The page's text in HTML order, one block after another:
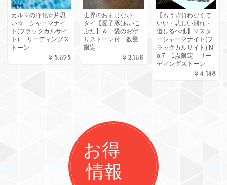
★【ご案内済みのお客様専用】マダガスカルローズクォーツ ダブルハート(愛と美の女神アフロディーテ) 数量限定
2026/07/31
ローズクォーツのダブルハート😍 一目惚れでした！ ショップさま
のあたたかい心遣いでお迎えした子は優しいピンクの上部には虹
2026/07/31
カルマの浄化☆片思
い☆ シャーマナイ
ト(ブラックカルサイ
ト) リーディングス
トーン
¥5,695
世界のおまじない
タイ【愛子豚(あいこ
ぶた】＆ 愛のお守
りストーン付 数量
限定
¥2,168
【もう背負わなくて
いい・悲しい別れ・
道しるべ他】マスタ
ーシャーマナイト(ブ
ラックカルサイト) N
o.7 1点限定 リー
ディングストーン
¥4,148
お得
情報